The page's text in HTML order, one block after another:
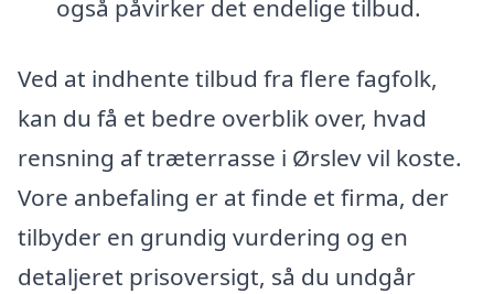
også påvirker det endelige tilbud.
Ved at indhente tilbud fra flere fagfolk,
kan du få et bedre overblik over, hvad
rensning af træterrasse i Ørslev vil koste.
Vore anbefaling er at finde et firma, der
tilbyder en grundig vurdering og en
detaljeret prisoversigt, så du undgår